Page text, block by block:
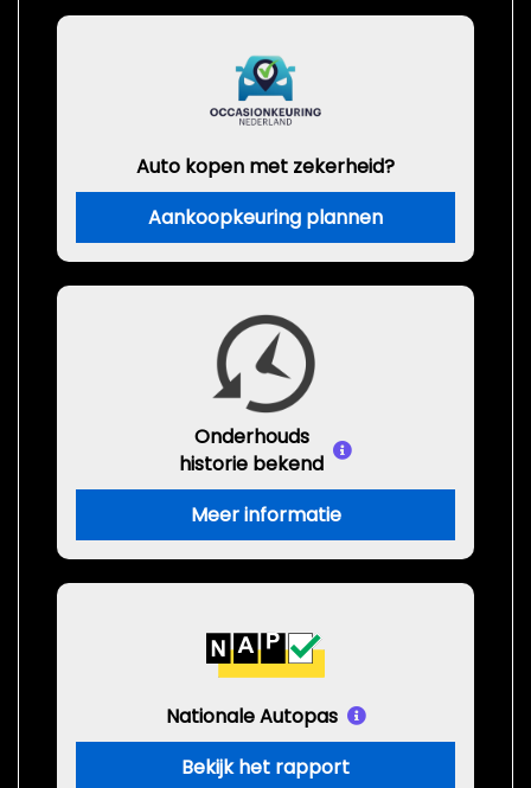
Auto kopen met zekerheid?
Aankoopkeuring plannen
Onderhouds
historie bekend
Meer informatie
Nationale Autopas
Bekijk het rapport